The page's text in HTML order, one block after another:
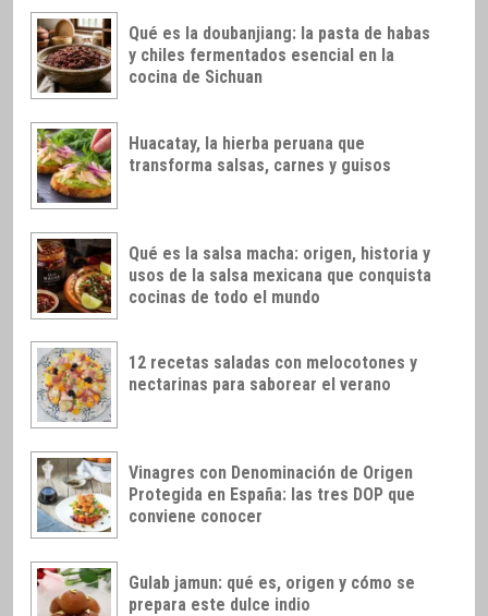
Qué es la doubanjiang: la pasta de habas
y chiles fermentados esencial en la
cocina de Sichuan
Huacatay, la hierba peruana que
transforma salsas, carnes y guisos
Qué es la salsa macha: origen, historia y
usos de la salsa mexicana que conquista
cocinas de todo el mundo
12 recetas saladas con melocotones y
nectarinas para saborear el verano
Vinagres con Denominación de Origen
Protegida en España: las tres DOP que
conviene conocer
Gulab jamun: qué es, origen y cómo se
prepara este dulce indio